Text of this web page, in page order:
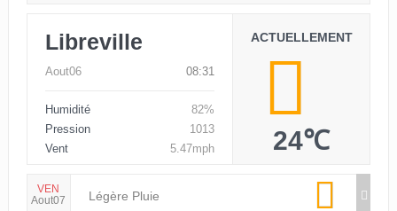
Libreville
Aout06 08:31
Humidité
82%
Pression
1013
Vent
5.47mph
ACTUELLEMENT
24℃
VEN
Aout07
Légère Pluie